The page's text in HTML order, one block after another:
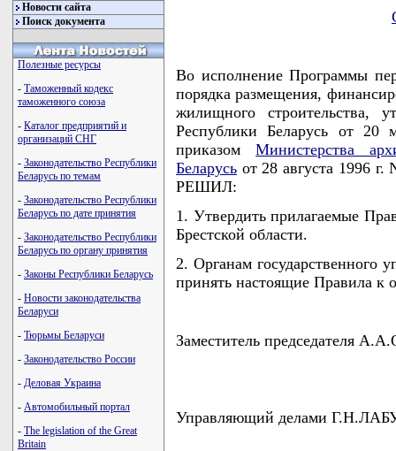
Новости сайта
Поиск документа
Полезные ресурсы
- Таможенный кодекс
таможенного союза
- Каталог предприятий и
организаций СНГ
- Законодательство Республики
Беларусь по темам
- Законодательство Республики
Беларусь по дате принятия
- Законодательство Республики
Беларусь по органу принятия
- Законы Республики Беларусь
- Новости законодательства
Беларуси
- Тюрьмы Беларуси
- Законодательство России
- Деловая Украина
- Автомобильный портал
- The legislation of the Great
Britain
Во исполнение Программы
порядка размещения,
жилищного строительства,
Республики Беларусь от 20
приказомМинистерства
Беларусь от 28 августа 1996
РЕШИЛ:
1. Утвердить прилагаемые
Брестской области.
2. Органам государственного
принять настоящие Правила к
Заместитель председателя
Управляющий делами